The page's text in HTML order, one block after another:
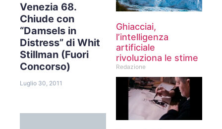
Venezia 68.
Chiude con
“Damsels in
Distress” di Whit
Stillman (Fuori
Concorso)
Luglio 30, 2011
Ghiacciai,
l’intelligenza
artificiale
rivoluziona le stime
Redazione